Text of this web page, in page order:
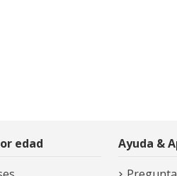
edad
Ayuda &